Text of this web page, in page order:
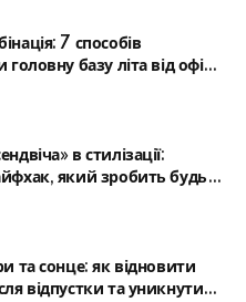
7 способів
головну базу літа від офісу
вечері
в стилізації:
який зробить будь-
та сонце: як відновити
відпустки та уникнути